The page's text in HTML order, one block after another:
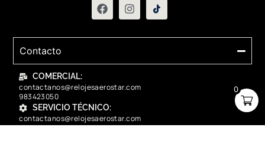
0
Contacto
COMERCIAL:
contactanos@relojesaerostar.com
983423050
SERVICIO TÉCNICO:
contactanos@relojesaerostar.com
983423050